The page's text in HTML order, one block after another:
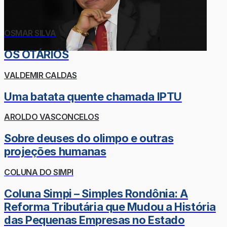
OSMAR SILVA
OS OTÁRIOS
VALDEMIR CALDAS
Uma batata quente chamada IPTU
AROLDO VASCONCELOS
Sobre deuses do olimpo e outras
projeções humanas
COLUNA DO SIMPI
Coluna Simpi – Simples Rondônia: A
Reforma Tributária que Mudou a História
das Pequenas Empresas no Estado